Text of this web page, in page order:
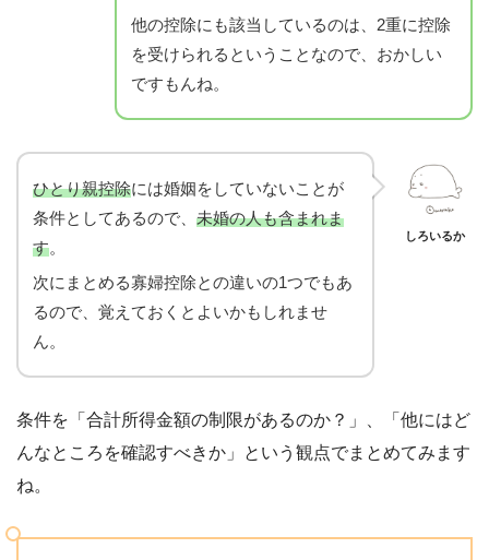
他の控除にも該当しているのは、2重に控除
を受けられるということなので、おかしい
ですもんね。
しろいるか
ひとり親控除には婚姻をしていないことが
条件としてあるので、 未婚の人も含まれま
す。
次にまとめる寡婦控除との違いの1つでもあ
るので、覚えておくとよいかもしれませ
ん。
条件を「合計所得金額の制限があるのか？」、「他にはど
んなところを確認すべきか」という観点でまとめてみます
ね。